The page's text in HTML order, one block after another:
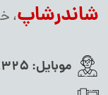
شاندرشاپ،
موبایل: